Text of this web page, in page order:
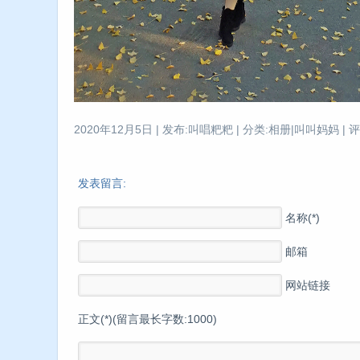
2020年12月5日 | 发布:叫唱粑粑 | 分类:相册|叫叫妈妈 |
发表留言:
名称(*)
邮箱
网站链接
正文(*)(留言最长字数:1000)